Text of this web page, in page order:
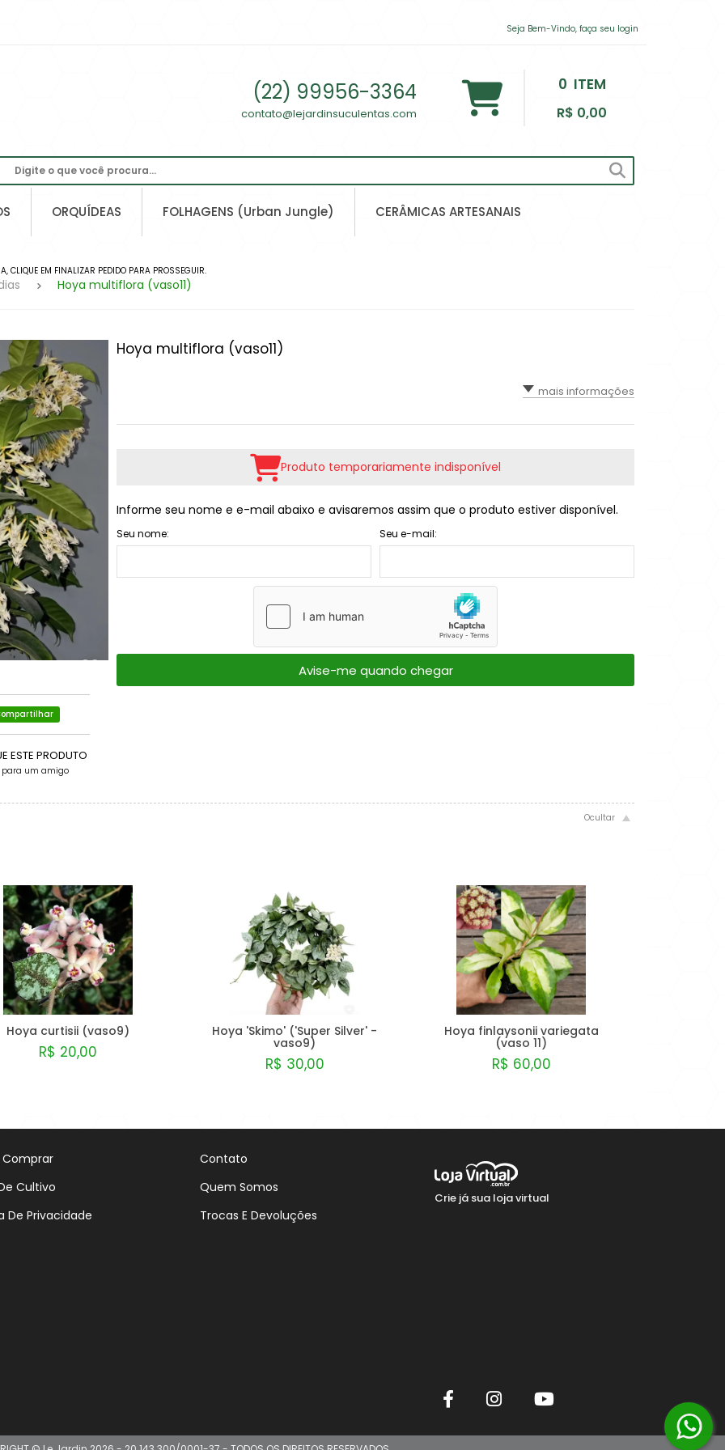
Seja Bem-Vindo, faça seu login
(22) 99956-3364
contato@lejardinsuculentas.com
0 ITEM
R$ 0,00
ORQUÍDEAS FOLHAGENS (Urban Jungle) CERÂMICAS ARTESANAIS
CLIQUE EM FINALIZAR PEDIDO PARA PROSSEGUIR.
Hoya multiflora (vaso11)
ESTE PRODUTO
um amigo
Hoya multiflora (vaso11)
mais informações
Produto temporariamente indisponível
Informe seu nome e e-mail abaixo e avisaremos assim que o produto estiver disponível.
Seu nome: Seu e-mail:
Avise-me quando chegar
Hoya curtisii (vaso9)
R$ 20,00
Hoya 'Skimo' ('Super Silver' -
vaso9)
R$ 30,00
Hoya finlaysonii variegata
(vaso 11)
R$ 60,00
Cultivo
De Privacidade
Contato
Quem Somos
Trocas E Devoluções
Crie já sua loja virtual